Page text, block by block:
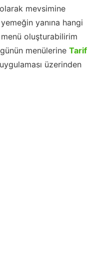
mevsimine
yanına hangi
oluşturabilirim
menülerine Tarif
uygulaması üzerinden